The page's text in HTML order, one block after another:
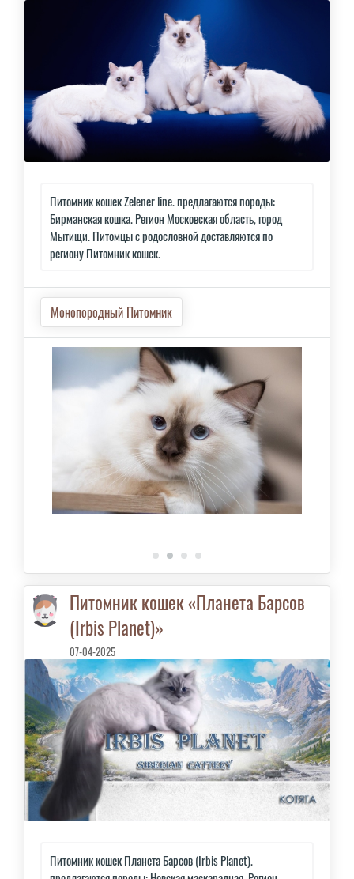
Питомник кошек Zelener line. предлагаются породы:
Бирманская кошка. Регион Московская область, город
Мытищи. Питомцы с родословной доставляются по
региону Питомник кошек.
Монопородный Питомник
Питомник кошек «Планета Барсов
(Irbis Planet)»
07-04-2025
Питомник кошек Планета Барсов (Irbis Planet).